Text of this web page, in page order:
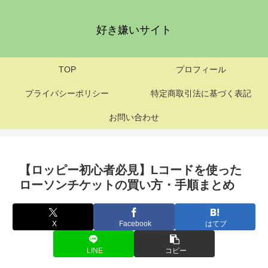
好き嫌いサイト
TOP プロフィール
プライバシーポリシー 特定商取引法に基づく表記
お問い合わせ
【ロッピー初心者必見】Lコードを使った
ローソンチケットの買い方・手順まとめ
X Facebook はてブ
LINE コピー